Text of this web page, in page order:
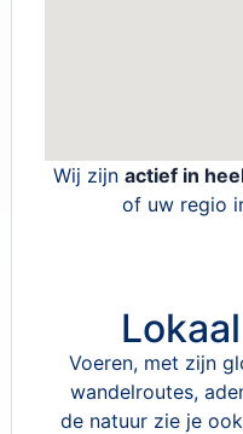
Wij zijn actief in
of uw regio
Voeren, met zijn
wandelroutes,
de natuur zie je